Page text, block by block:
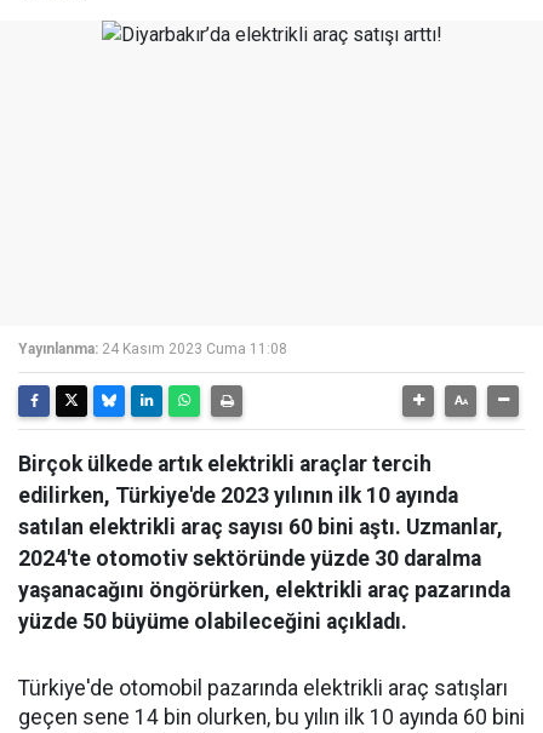
Yayınlanma: 24 Kasım 2023 Cuma 11:08
Birçok ülkede artık elektrikli araçlar tercih
edilirken, Türkiye'de 2023 yılının ilk 10 ayında
satılan elektrikli araç sayısı 60 bini aştı. Uzmanlar,
2024'te otomotiv sektöründe yüzde 30 daralma
yaşanacağını öngörürken, elektrikli araç pazarında
yüzde 50 büyüme olabileceğini açıkladı.
Türkiye'de otomobil pazarında elektrikli araç satışları
geçen sene 14 bin olurken, bu yılın ilk 10 ayında 60 bini